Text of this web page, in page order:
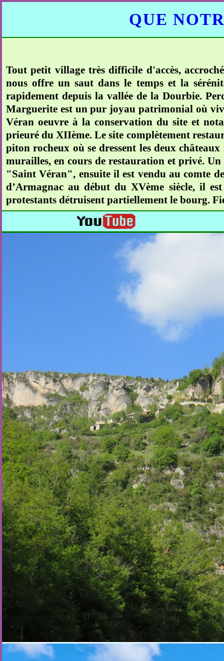
QUE
Tout petit village très difficile d'accès,
nous offre un saut dans le temps et la
rapidement depuis la vallée de la Dourbie.
Marguerite est un pur joyau patrimonial où
Véran oeuvre à la conservation du site et
prieuré du XIIème. Le site complètement
piton rocheux où se dressent les deux
murailles, en cours de restauration et privé.
"Saint Véran", ensuite il est vendu au comte
d’Armagnac au début du XVème siècle, il
protestants détruisent partiellement le bourg.